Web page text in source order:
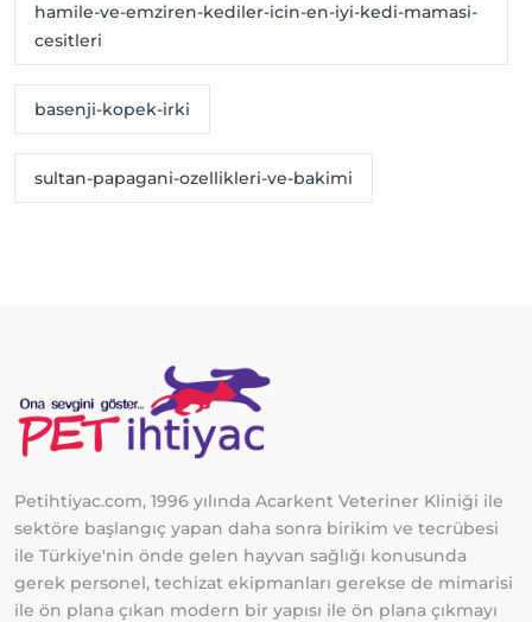
hamile-ve-emziren-kediler-icin-en-iyi-kedi-mamasi-
cesitleri
basenji-kopek-irki
sultan-papagani-ozellikleri-ve-bakimi
Petihtiyac.com, 1996 yılında Acarkent Veteriner Kliniği ile
sektöre başlangıç yapan daha sonra birikim ve tecrübesi
ile Türkiye'nin önde gelen hayvan sağlığı konusunda
gerek personel, techizat ekipmanları gerekse de mimarisi
ile ön plana çıkan modern bir yapısı ile ön plana çıkmayı